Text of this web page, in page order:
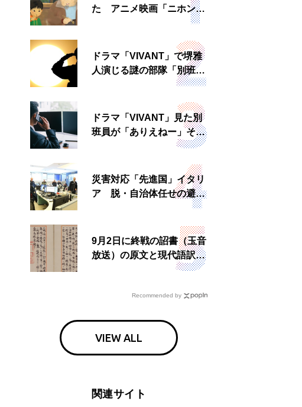
た アニメ映画「ニホンジ
ドラマ「VIVANT」で堺雅
人演じる謎の部隊「別班」
は実在する？内情知る人物
ドラマ「VIVANT」見た別
班員が「ありえねー」その
理由とは 非公然組織ゆえ
災害対応「先進国」イタリ
ア 脱・自治体任せの避難
所運営、被災者への温かい
9月2日に終戦の詔書（玉音
放送）の原文と現代語訳を
読む もう一つの「終戦の
Recommended by
VIEW ALL
関連サイト